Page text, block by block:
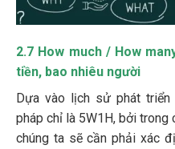
2.7 How much / How
tiền, bao nhiêu người
Dựa vào lịch sử phát
pháp chỉ là 5W1H, bởi
chúng ta sẽ cần phải xác